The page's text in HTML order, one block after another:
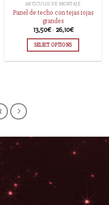
ARTÍCULOS DE MONTAJE
Panel de techo con tejas rojas
grandes
13,50€ - 26,10€
SELECT OPTIONS